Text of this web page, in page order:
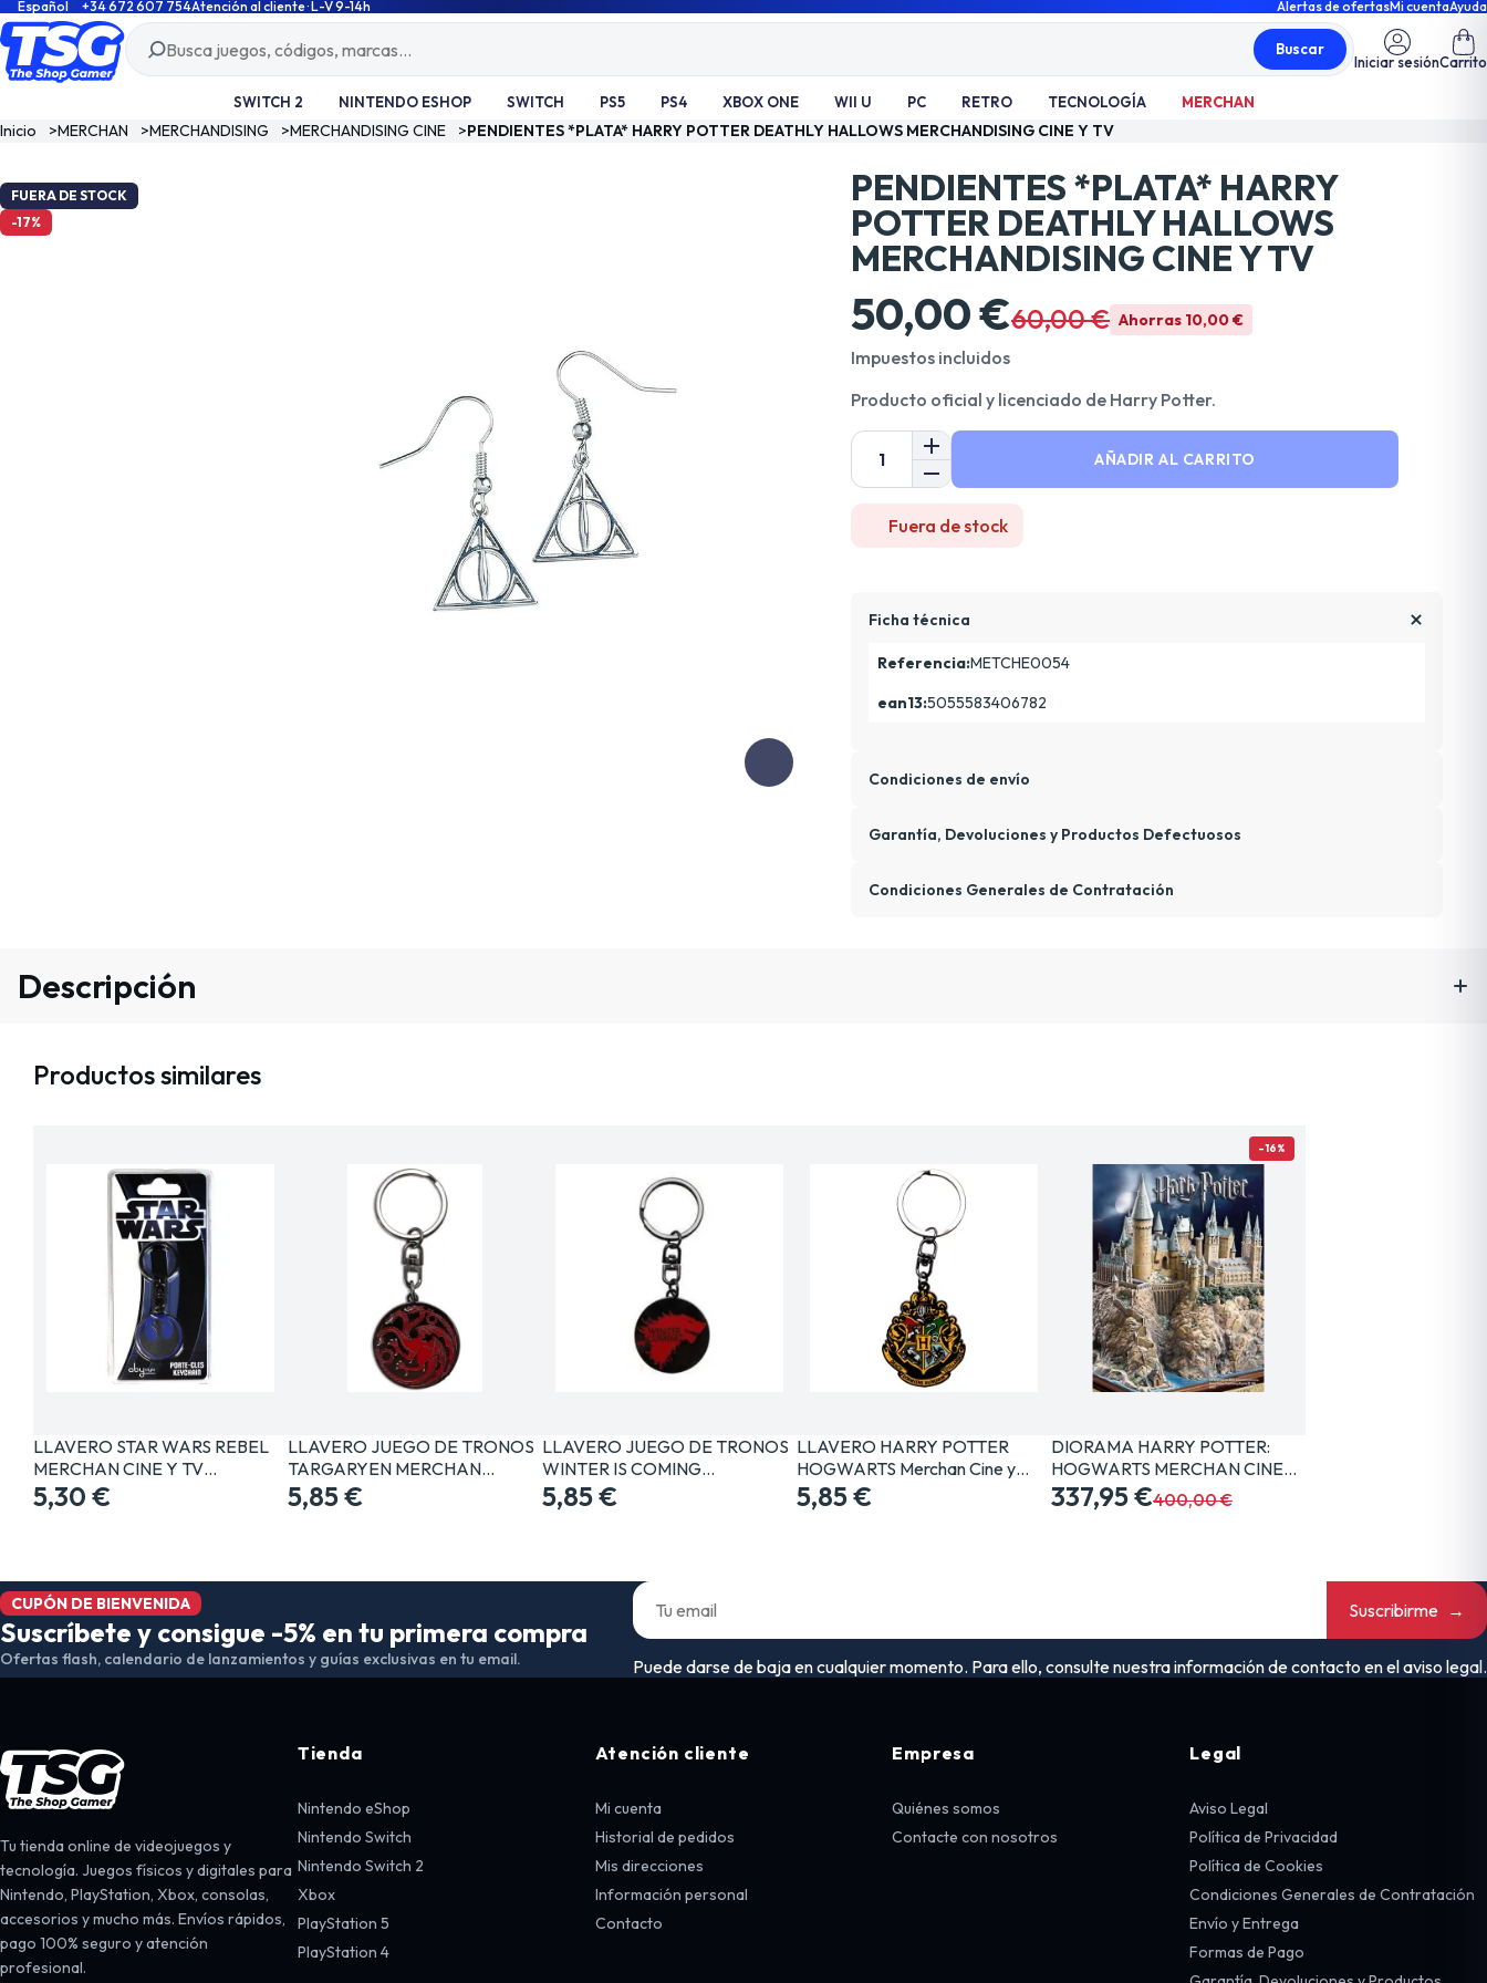
Español +34 672 607 754Atención al cliente · L-V 9-14h Alertas de ofertasMi cuentaAyuda
Buscar
Iniciar sesiónCarrito
SWITCH 2 NINTENDO ESHOP SWITCH PS5 PS4 XBOX ONE WII U PC RETRO TECNOLOGÍA MERCHAN
Inicio >MERCHAN >MERCHANDISING >MERCHANDISING CINE >PENDIENTES *PLATA* HARRY POTTER DEATHLY HALLOWS MERCHANDISING CINE Y TV
FUERA DE STOCK
-17%
PENDIENTES *PLATA* HARRY
POTTER DEATHLY HALLOWS
MERCHANDISING CINE Y TV
50,00 €60,00 € Ahorras 10,00 €
Impuestos incluidos
Producto oficial y licenciado de Harry Potter.
AÑADIR AL CARRITO
Fuera de stock
Ficha técnica
Referencia:METCHE0054
ean13:5055583406782
Condiciones de envío
Garantía, Devoluciones y Productos Defectuosos
Condiciones Generales de Contratación
Descripción
Productos similares
LLAVERO STAR WARS REBEL
MERCHAN CINE Y TV…
5,30 €
LLAVERO JUEGO DE TRONOS
TARGARYEN MERCHAN…
5,85 €
LLAVERO JUEGO DE TRONOS
WINTER IS COMING…
5,85 €
LLAVERO HARRY POTTER
HOGWARTS Merchan Cine y…
5,85 €
-16%
DIORAMA HARRY POTTER:
HOGWARTS MERCHAN CINE…
337,95 €400,00 €
CUPÓN DE BIENVENIDA
Suscríbete y consigue -5% en tu primera compra
Ofertas flash, calendario de lanzamientos y guías exclusivas en tu email.
Suscribirme →
Puede darse de baja en cualquier momento. Para ello, consulte nuestra información de contacto en el aviso legal.
Tu tienda online de videojuegos y
tecnología. Juegos físicos y digitales para
Nintendo, PlayStation, Xbox, consolas,
accesorios y mucho más. Envíos rápidos,
pago 100% seguro y atención
profesional.
Tienda
Nintendo eShop
Nintendo Switch
Nintendo Switch 2
Xbox
PlayStation 5
PlayStation 4
Atención cliente
Mi cuenta
Historial de pedidos
Mis direcciones
Información personal
Contacto
Empresa
Quiénes somos
Contacte con nosotros
Legal
Aviso Legal
Política de Privacidad
Política de Cookies
Condiciones Generales de Contratación
Envío y Entrega
Formas de Pago